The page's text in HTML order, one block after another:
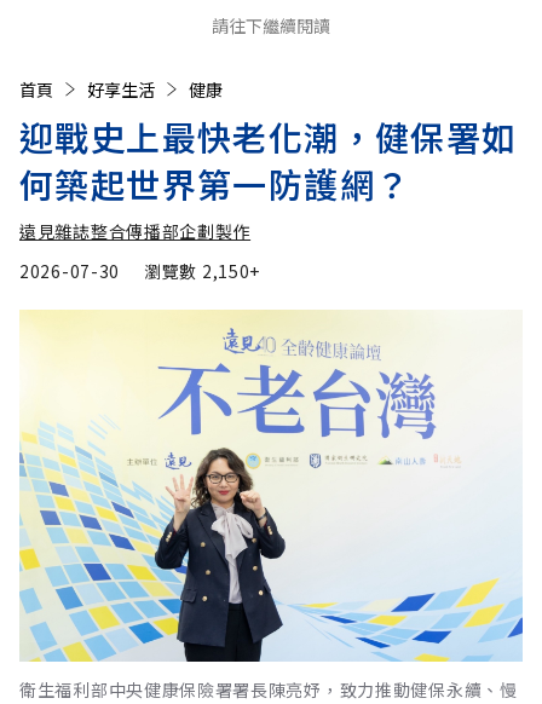
請往下繼續閱讀
首頁 好享生活 健康
迎戰史上最快老化潮，健保署如
何築起世界第一防護網？
遠見雜誌整合傳播部企劃製作
2026-07-30
瀏覽數 2,150+
衛生福利部中央健康保險署署長陳亮妤，致力推動健保永續、慢